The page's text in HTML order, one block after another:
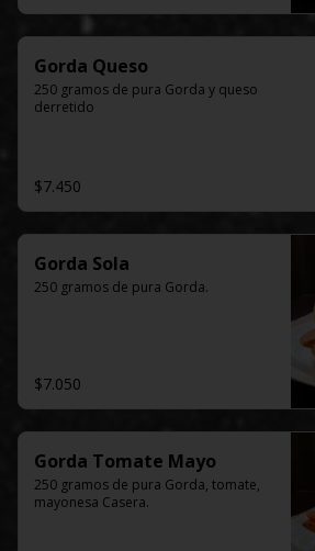
Gorda Queso
250 gramos de pura Gorda y queso
derretido
$7.450
Gorda Sola
250 gramos de pura Gorda.
$7.050
Gorda Tomate Mayo
250 gramos de pura Gorda, tomate,
mayonesa Casera.